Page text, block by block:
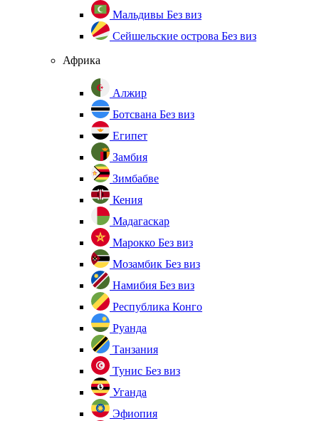
Мальдивы Без виз
Сейшельские острова Без виз
Африка
Алжир
Ботсвана Без виз
Египет
Замбия
Зимбабве
Кения
Мадагаскар
Марокко Без виз
Мозамбик Без виз
Намибия Без виз
Республика Конго
Руанда
Танзания
Тунис Без виз
Уганда
Эфиопия